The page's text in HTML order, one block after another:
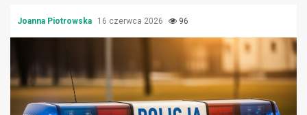
Joanna Piotrowska 16 czerwca 2026 96